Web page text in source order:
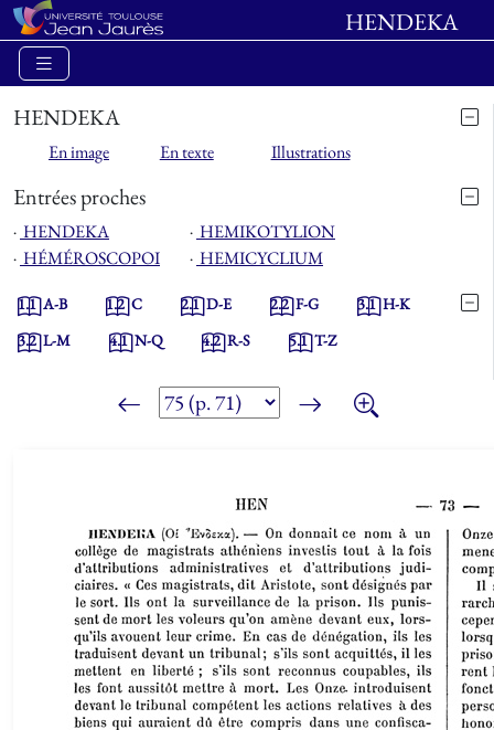
HENDEKA
HENDEKA
En image En texte Illustrations
Entrées proches
⋅ HENDEKA ⋅ HEMIKOTYLION
⋅ HÉMÉROSCOPOI ⋅ HEMICYCLIUM
1.1A-B 1.2C 2.1D-E 2.2F-G 3.1H-K
3.2L-M 4.1N-Q 4.2R-S 5.1T-Z